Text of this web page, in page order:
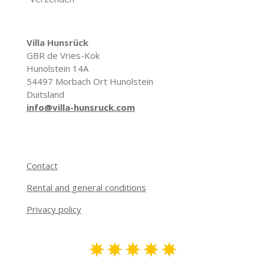
Villa Hunsrück
GBR de Vries-Kok
Hunolstein 14A
54497 Morbach Ort Hunolstein
Duitsland
info@villa-hunsruck.com
Contact
Rental and general conditions
Privacy policy